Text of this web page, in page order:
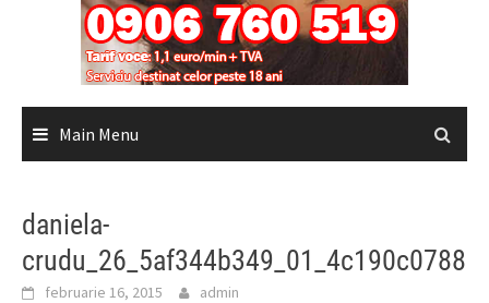
Main Menu
daniela-
crudu_26_5af344b349_01_4c190c0788
februarie 16, 2015 admin